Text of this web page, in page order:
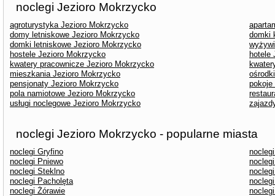
noclegi Jezioro Mokrzycko
agroturystyka Jezioro Mokrzycko
domy letniskowe Jezioro Mokrzycko
domki
domki letniskowe Jezioro Mokrzycko
hostele Jezioro Mokrzycko
hotele
kwatery pracownicze Jezioro Mokrzycko
mieszkania Jezioro Mokrzycko
pensjonaty Jezioro Mokrzycko
pokoje
pola namiotowe Jezioro Mokrzycko
usługi noclegowe Jezioro Mokrzycko
noclegi Jezioro Mokrzycko - popularne miasta
noclegi Gryfino
noclegi Pniewo
noclegi Steklno
noclegi Pacholęta
noclegi Żórawie